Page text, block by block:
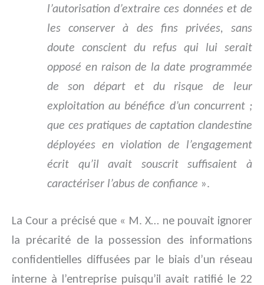
l’autorisation d’extraire ces données et de
les conserver à des fins privées, sans
doute conscient du refus qui lui serait
opposé en raison de la date programmée
de son départ et du risque de leur
exploitation au bénéfice d’un concurrent ;
que ces pratiques de captation clandestine
déployées en violation de l’engagement
écrit qu’il avait souscrit suffisaient à
caractériser l’abus de confiance ».
La Cour a précisé que « M. X… ne pouvait ignorer
la précarité de la possession des informations
confidentielles diffusées par le biais d’un réseau
interne à l’entreprise puisqu’il avait ratifié le 22